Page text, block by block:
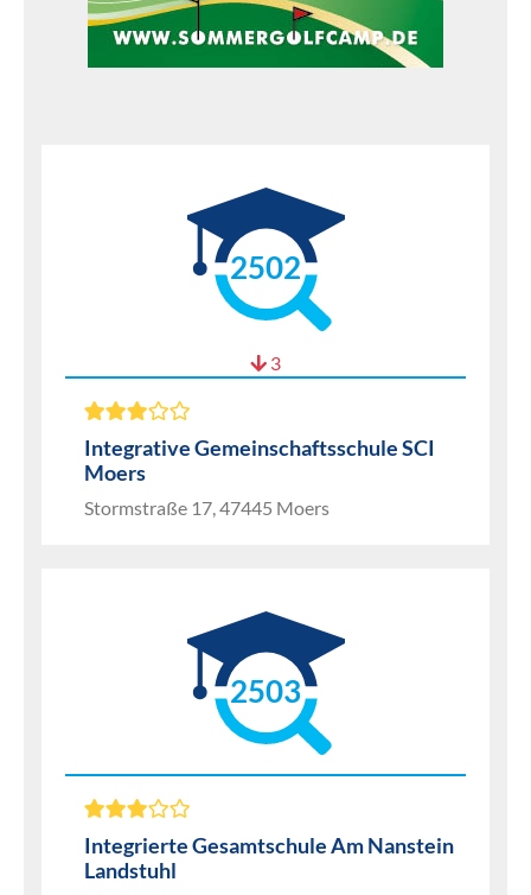
2502
3
Integrative Gemeinschaftsschule SCI
Moers
Stormstraße 17, 47445 Moers
2503
Integrierte Gesamtschule Am Nanstein
Landstuhl